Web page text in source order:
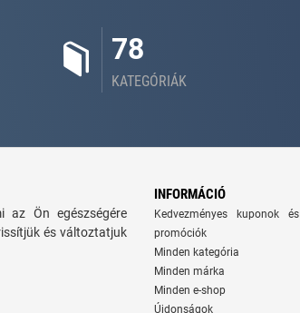
78
KATEGÓRIÁK
az Ön egészségére
és változtatjuk
INFORMÁCIÓ
Kedvezményes kuponok és
promóciók
Minden kategória
Minden márka
Minden e-shop
Újdonságok